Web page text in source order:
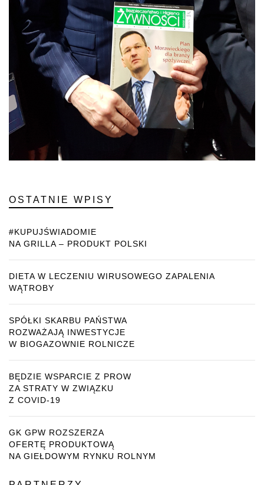
OSTATNIE WPISY
#KUPUJŚWIADOMIE
NA GRILLA – PRODUKT POLSKI
DIETA W LECZENIU WIRUSOWEGO ZAPALENIA
WĄTROBY
SPÓŁKI SKARBU PAŃSTWA
ROZWAŻAJĄ INWESTYCJE
W BIOGAZOWNIE ROLNICZE
BĘDZIE WSPARCIE Z PROW
ZA STRATY W ZWIĄZKU
Z COVID-19
GK GPW ROZSZERZA
OFERTĘ PRODUKTOWĄ
NA GIEŁDOWYM RYNKU ROLNYM